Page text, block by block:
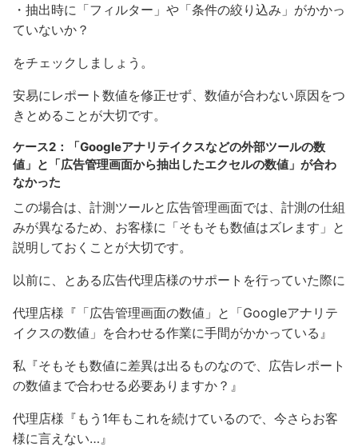
・抽出時に「フィルター」や「条件の絞り込み」がかかっ
ていないか？
をチェックしましょう。
安易にレポート数値を修正せず、数値が合わない原因をつ
きとめることが大切です。
ケース2：「Googleアナリテイクスなどの外部ツールの数
値」と「広告管理画面から抽出したエクセルの数値」が合わ
なかった
この場合は、計測ツールと広告管理画面では、計測の仕組
みが異なるため、お客様に「そもそも数値はズレます」と
説明しておくことが大切です。
以前に、とある広告代理店様のサポートを行っていた際に
代理店様『「広告管理画面の数値」と「Googleアナリテ
イクスの数値」を合わせる作業に手間がかかっている』
私『そもそも数値に差異は出るものなので、広告レポート
の数値まで合わせる必要ありますか？』
代理店様『もう1年もこれを続けているので、今さらお客
様に言えない…』